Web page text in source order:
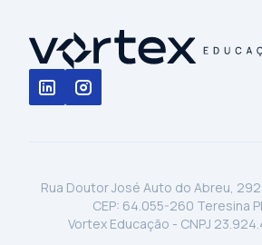
Rua Doutor José Auto do Abreu,
CEP: 64.055-260 Teresina
Vortex Educação - CNPJ